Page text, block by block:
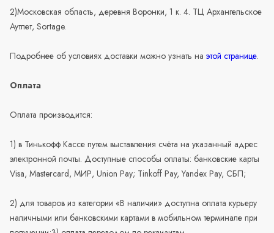
2)Московская область, деревня Воронки, 1 к. 4. ТЦ Архангельское
Аутлет, Sortage.
Подробнее об условиях доставки можно узнать на этой странице.
Оплата
Оплата производится:
1) в Тинькофф Кассе путем выставления счёта на указанный адрес
электронной почты. Доступные способы оплаты: банковские карты
Visa, Mastercard, МИР, Union Pay; Tinkoff Pay, Yandex Pay, СБП;
2) для товаров из категории «В наличии» доступна оплата курьеру
наличными или банковскими картами в мобильном терминале при